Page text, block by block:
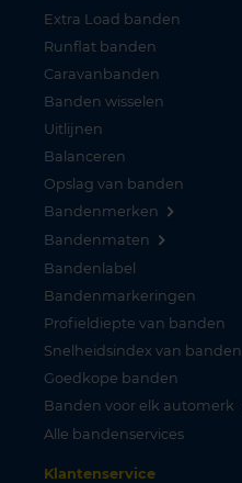
Extra Load banden
Runflat banden
Caravanbanden
Banden wisselen
Uitlijnen
Balanceren
Opslag van banden
Bandenmerken
Bandenmaten
Bandenlabel
Bandenmarkeringen
Profieldiepte van banden
Snelheidsindex van banden
Goedkope banden
Banden voor elk automerk
Alle bandenservices
Klantenservice